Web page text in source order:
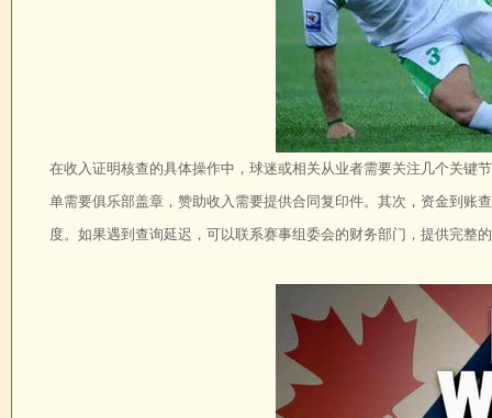
在收入证明核查的具体操作中，球迷或相关从业者需要关注几个关键
单需要俱乐部盖章，赞助收入需要提供合同复印件。其次，资金到账
度。如果遇到查询延迟，可以联系赛事组委会的财务部门，提供完整